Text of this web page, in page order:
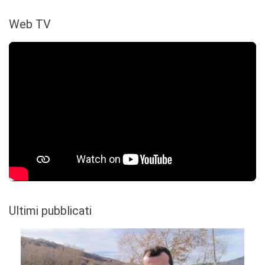
Web TV
Ultimi pubblicati